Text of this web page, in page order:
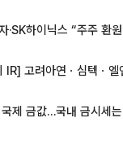
IR] 고려아연ㆍ심텍ㆍ엘
제 금값…국내 금시세